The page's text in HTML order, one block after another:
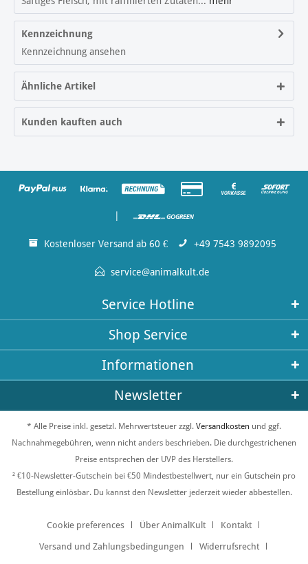
Kennzeichnung
Kennzeichnung ansehen
Ähnliche Artikel
Kunden kauften auch
Kostenloser Versand ab 60 € +49 7543 9892095
service@animalkult.de
Service Hotline
Shop Service
Informationen
Newsletter
* Alle Preise inkl. gesetzl. Mehrwertsteuer zzgl. Versandkosten und ggf.
Nachnahmegebühren, wenn nicht anders beschrieben. Die durchgestrichenen
Preise entsprechen der UVP des Herstellers.
² €10-Newsletter-Gutschein bei €50 Mindestbestellwert, nur ein Gutschein pro
Bestellung einlösbar. Du kannst den Newsletter jederzeit wieder abbestellen.
Cookie preferences Über AnimalKult Kontakt
Versand und Zahlungsbedingungen Widerrufsrecht